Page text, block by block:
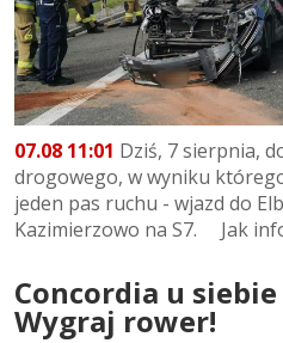
07.08 11:01 Dziś, 7 sierpnia,
drogowego, w wyniku
jeden pas ruchu - wjazd do
Kazimierzowo na S7. Jak
Concordia u
Wygraj rower!